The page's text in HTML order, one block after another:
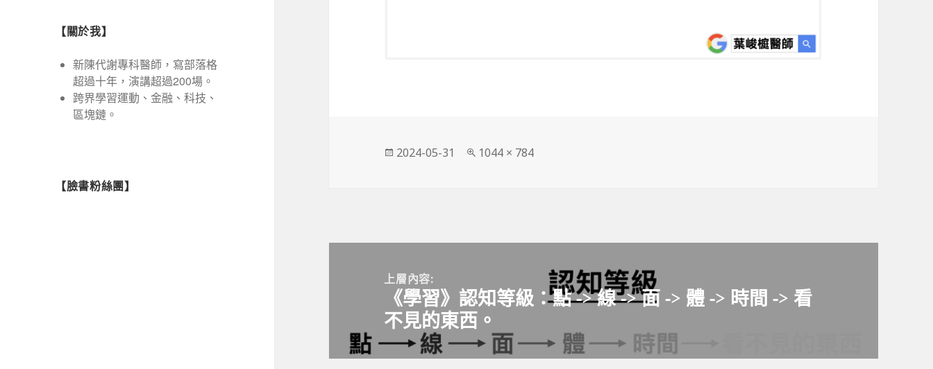
【關於我】
新陳代謝專科醫師，寫部落格
超過十年，演講超過200場。
跨界學習運動、金融、科技、
區塊鏈。
【臉書粉絲團】
發
2024-05-31
完
1044 × 784
上層內容:
《學習》認知等級：點 -> 線 -> 面 -> 體 -> 時間 -> 看
不見的東西。